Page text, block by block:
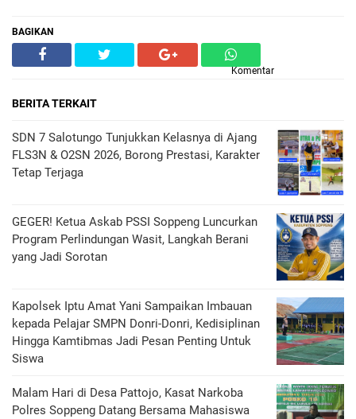
BAGIKAN
Komentar
BERITA TERKAIT
SDN 7 Salotungo Tunjukkan Kelasnya di Ajang
FLS3N & O2SN 2026, Borong Prestasi, Karakter
Tetap Terjaga
GEGER! Ketua Askab PSSI Soppeng Luncurkan
Program Perlindungan Wasit, Langkah Berani
yang Jadi Sorotan
Kapolsek Iptu Amat Yani Sampaikan Imbauan
kepada Pelajar SMPN Donri-Donri, Kedisiplinan
Hingga Kamtibmas Jadi Pesan Penting Untuk
Siswa
Malam Hari di Desa Pattojo, Kasat Narkoba
Polres Soppeng Datang Bersama Mahasiswa